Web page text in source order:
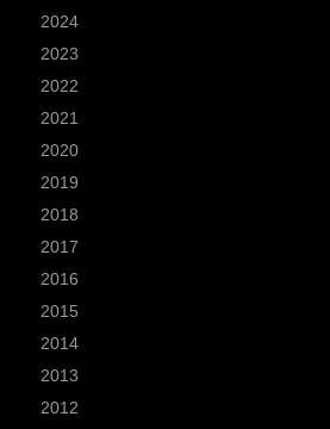
2024
2023
2022
2021
2020
2019
2018
2017
2016
2015
2014
2013
2012